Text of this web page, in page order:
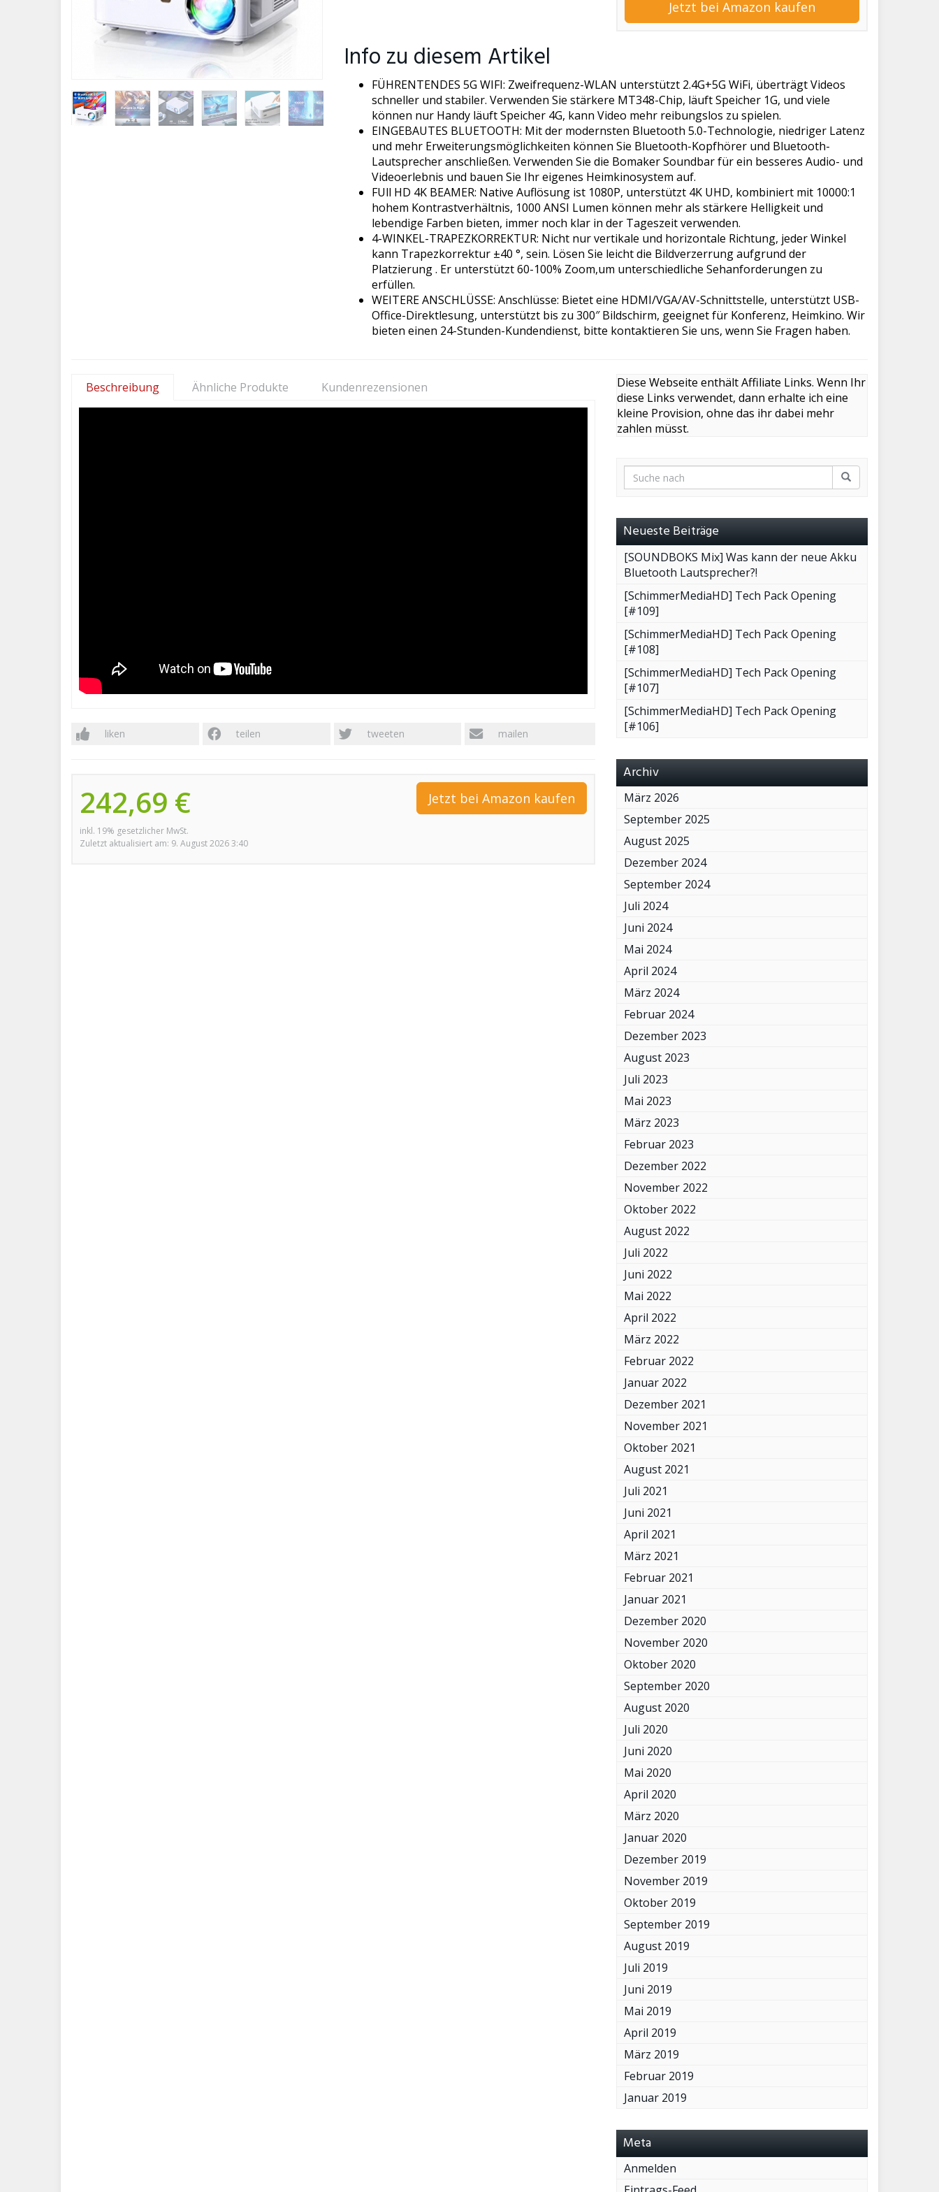
Jetzt bei Amazon kaufen
Info zu diesem Artikel
FÜHRENTENDES 5G WIFI: Zweifrequenz-WLAN unterstützt 2.4G+5G WiFi, überträgt Videos
schneller und stabiler. Verwenden Sie stärkere MT348-Chip, läuft Speicher 1G, und viele
können nur Handy läuft Speicher 4G, kann Video mehr reibungslos zu spielen.
EINGEBAUTES BLUETOOTH: Mit der modernsten Bluetooth 5.0-Technologie, niedriger Latenz
und mehr Erweiterungsmöglichkeiten können Sie Bluetooth-Kopfhörer und Bluetooth-
Lautsprecher anschließen. Verwenden Sie die Bomaker Soundbar für ein besseres Audio- und
Videoerlebnis und bauen Sie Ihr eigenes Heimkinosystem auf.
FUll HD 4K BEAMER: Native Auflösung ist 1080P, unterstützt 4K UHD, kombiniert mit 10000:1
hohem Kontrastverhältnis, 1000 ANSI Lumen können mehr als stärkere Helligkeit und
lebendige Farben bieten, immer noch klar in der Tageszeit verwenden.
4-WINKEL-TRAPEZKORREKTUR: Nicht nur vertikale und horizontale Richtung, jeder Winkel
kann Trapezkorrektur ±40 °, sein. Lösen Sie leicht die Bildverzerrung aufgrund der
Platzierung . Er unterstützt 60-100% Zoom,um unterschiedliche Sehanforderungen zu
erfüllen.
WEITERE ANSCHLÜSSE: Anschlüsse: Bietet eine HDMI/VGA/AV-Schnittstelle, unterstützt USB-
Office-Direktlesung, unterstützt bis zu 300″ Bildschirm, geeignet für Konferenz, Heimkino. Wir
bieten einen 24-Stunden-Kundendienst, bitte kontaktieren Sie uns, wenn Sie Fragen haben.
Beschreibung Ähnliche Produkte Kundenrezensionen
liken teilen tweeten mailen
242,69 €
inkl. 19% gesetzlicher MwSt.
Zuletzt aktualisiert am: 9. August 2026 3:40
Jetzt bei Amazon kaufen
Diese Webseite enthält Affiliate Links. Wenn Ihr
diese Links verwendet, dann erhalte ich eine
kleine Provision, ohne das ihr dabei mehr
zahlen müsst.
Neueste Beiträge
[SOUNDBOKS Mix] Was kann der neue Akku
Bluetooth Lautsprecher?!
[SchimmerMediaHD] Tech Pack Opening
[#109]
[SchimmerMediaHD] Tech Pack Opening
[#108]
[SchimmerMediaHD] Tech Pack Opening
[#107]
[SchimmerMediaHD] Tech Pack Opening
[#106]
Archiv
März 2026
September 2025
August 2025
Dezember 2024
September 2024
Juli 2024
Juni 2024
Mai 2024
April 2024
März 2024
Februar 2024
Dezember 2023
August 2023
Juli 2023
Mai 2023
März 2023
Februar 2023
Dezember 2022
November 2022
Oktober 2022
August 2022
Juli 2022
Juni 2022
Mai 2022
April 2022
März 2022
Februar 2022
Januar 2022
Dezember 2021
November 2021
Oktober 2021
August 2021
Juli 2021
Juni 2021
April 2021
März 2021
Februar 2021
Januar 2021
Dezember 2020
November 2020
Oktober 2020
September 2020
August 2020
Juli 2020
Juni 2020
Mai 2020
April 2020
März 2020
Januar 2020
Dezember 2019
November 2019
Oktober 2019
September 2019
August 2019
Juli 2019
Juni 2019
Mai 2019
April 2019
März 2019
Februar 2019
Januar 2019
Meta
Anmelden